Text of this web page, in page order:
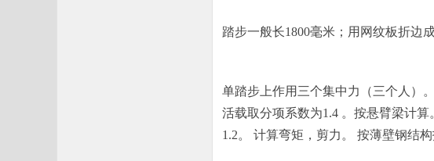
踏步一般长1800毫米；用网纹板折边
单踏步上作用三个集中力（三个人）
活载取分项系数为1.4 。按悬臂梁计
1.2。 计算弯矩，剪力。 按薄壁钢结